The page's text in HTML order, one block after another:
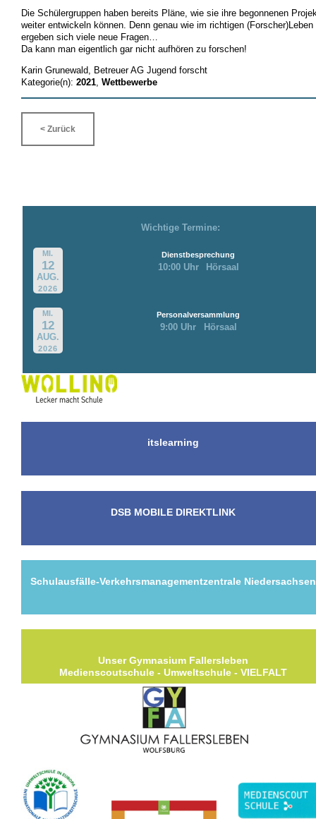
Die Schülergruppen haben bereits Pläne, wie sie ihre begonnenen
weiter entwickeln können. Denn genau wie im richtigen (Forscher)Leben
ergeben sich viele neue Fragen…
Da kann man eigentlich gar nicht aufhören zu forschen!
Karin Grunewald, Betreuer AG Jugend forscht
Kategorie(n): 2021, Wettbewerbe
< Zurück
Wichtige Termine:
MI.
12
AUG.
2026
Dienstbesprechung
10:00 Uhr Hörsaal
MI.
12
AUG.
2026
Personalversammlung
9:00 Uhr Hörsaal
itslearning
DSB MOBILE DIREKTLINK
Schulausfälle-Verkehrsmanagementzentrale Niedersachsen
Unser Gymnasium Fallersleben
Medienscoutschule - Umweltschule - VIELFALT